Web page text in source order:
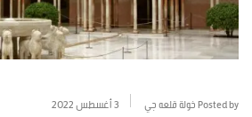
Posted byخولة قلعه جي 3 أغسطس 2022